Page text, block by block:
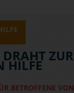
DRAHT ZUR
HILFE
BETROFFENE VON